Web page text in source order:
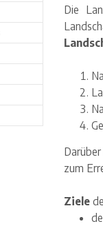
Die
zum
Ziele